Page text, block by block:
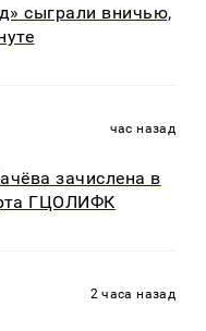
сыграли вничью,
час назад
зачислена в
ГЦОЛИФК
2 часа назад